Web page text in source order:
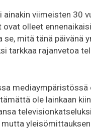
viimeisten 30
olleet
mitä tänä päivänä
tarkkaa rajanvetoa
ole lainkaan